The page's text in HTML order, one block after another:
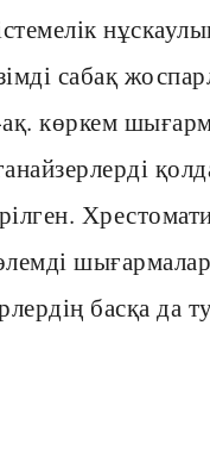
сабақ
ақ. көркем
басқа